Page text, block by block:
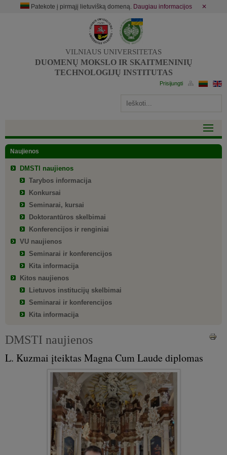
Patekote į pirmąjį lietuvišką domeną. Daugiau informacijos ✕
VILNIAUS UNIVERSITETAS
DUOMENŲ MOKSLO IR SKAITMENINIŲ
TECHNOLOGIJŲ INSTITUTAS
Naujienos
DMSTI naujienos
Tarybos informacija
Konkursai
Seminarai, kursai
Doktorantūros skelbimai
Konferencijos ir renginiai
VU naujienos
Seminarai ir konferencijos
Kita informacija
Kitos naujienos
Lietuvos institucijų skelbimai
Seminarai ir konferencijos
Kita informacija
DMSTI naujienos
L. Kuzmai įteiktas Magna Cum Laude diplomas